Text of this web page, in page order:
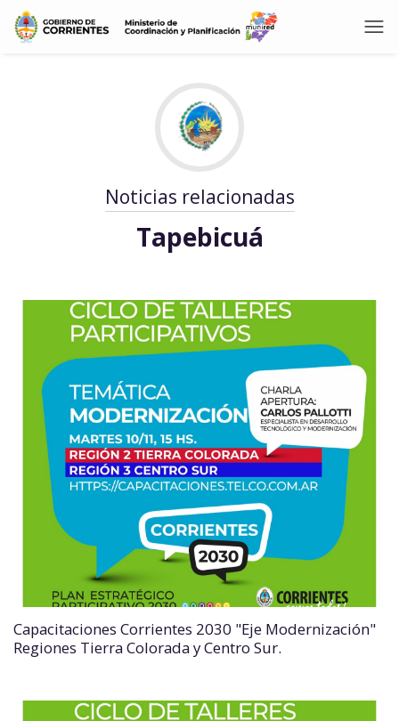
Noticias relacionadas
Tapebicuá
Capacitaciones Corrientes 2030 "Eje Modernización"
Regiones Tierra Colorada y Centro Sur.